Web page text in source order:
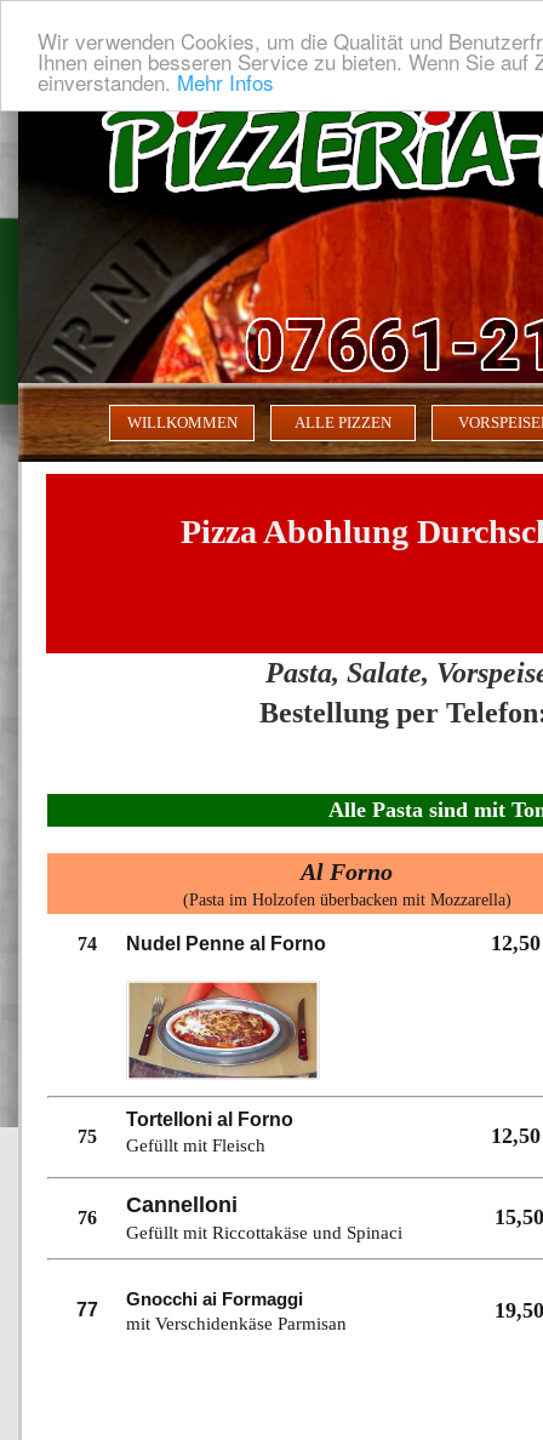
Wir verwenden Cookies, um die Qualität und
Ihnen einen besseren Service zu bieten. Wenn Sie
einverstanden. Mehr Infos
WILLKOMMEN ALLE PIZZEN
Pizza Abohlung
Pasta, Salate,
Bestellung per
Alle Pasta sind mit
Al Forno
(Pasta im Holzofen überbacken mit Mozzarella)
74 Nudel Penne al Forno 12,50
75
Tortelloni al Forno
Gefüllt mit Fleisch 12,50
76
Cannelloni
Gefüllt mit Riccottakäse und Spinaci
15,50
77
Gnocchi ai Formaggi
mit Verschidenkäse Parmisan
19,50